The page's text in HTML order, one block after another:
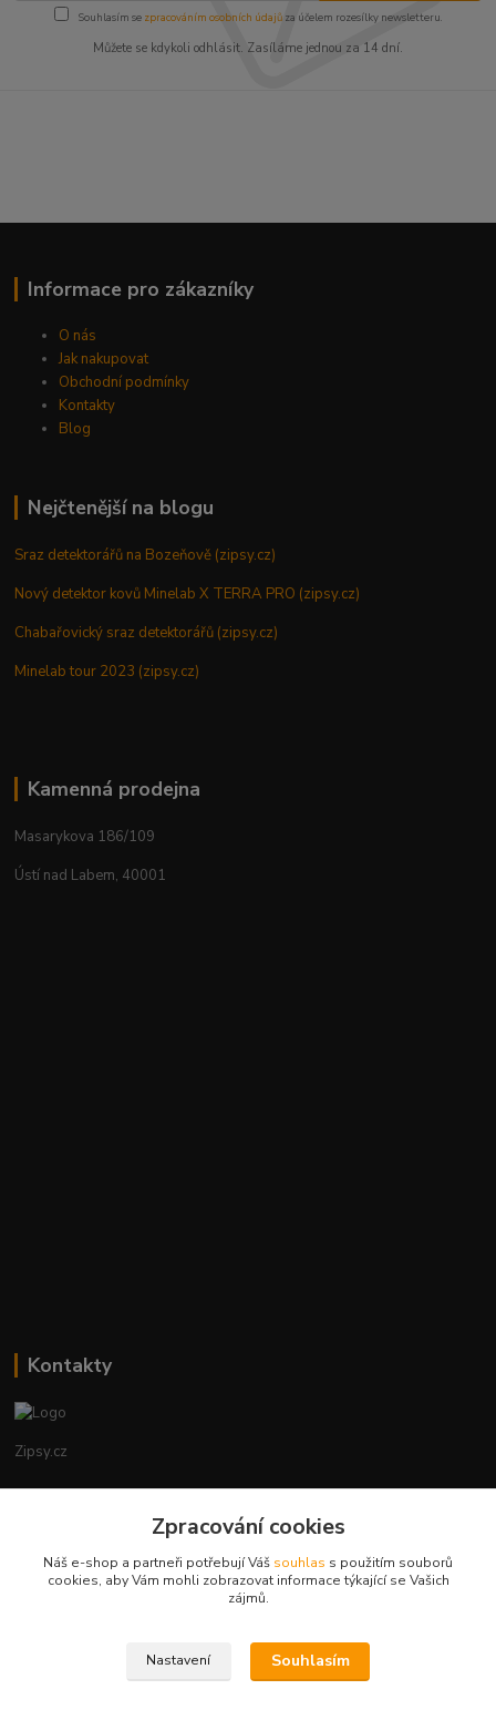
Souhlasím se zpracováním osobních údajůza účelem rozesílky newsletteru.
Můžete se kdykoli odhlásit. Zasíláme jednou za 14 dní.
Informace pro zákazníky
O nás
Jak nakupovat
Obchodní podmínky
Kontakty
Blog
Nejčtenější na blogu
Sraz detektorářů na Bozeňově (zipsy.cz)
Nový detektor kovů Minelab X TERRA PRO (zipsy.cz)
Chabařovický sraz detektorářů (zipsy.cz)
Minelab tour 2023 (zipsy.cz)
Kamenná prodejna
Masarykova 186/109
Ústí nad Labem, 40001
Kontakty
Zipsy.cz
+420774877333
obchod@zipsy.cz
Zpracování cookies
Náš e-shop a partneři potřebují Váš souhlas s použitím souborů
cookies, aby Vám mohli zobrazovat informace týkající se Vašich
zájmů.
Nastavení Souhlasím